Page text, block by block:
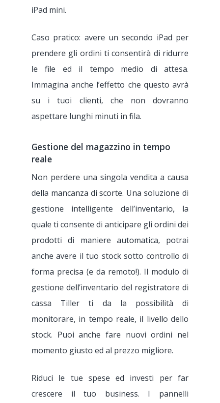
iPad mini.
Caso pratico: avere un secondo iPad per
prendere gli ordini ti consentirà di ridurre
le file ed il tempo medio di attesa.
Immagina anche l’effetto che questo avrà
su i tuoi clienti, che non dovranno
aspettare lunghi minuti in fila.
Gestione del magazzino in tempo
reale
Non perdere una singola vendita a causa
della mancanza di scorte. Una soluzione di
gestione intelligente dell’inventario, la
quale ti consente di anticipare gli ordini dei
prodotti di maniere automatica, potrai
anche avere il tuo stock sotto controllo di
forma precisa (e da remoto!). Il modulo di
gestione dell’inventario del registratore di
cassa Tiller ti da la possibilità di
monitorare, in tempo reale, il livello dello
stock. Puoi anche fare nuovi ordini nel
momento giusto ed al prezzo migliore.
Riduci le tue spese ed investi per far
crescere il tuo business. I pannelli
Prodotto
Applicazione
Delivery –
Click & Collect –
Fattura elettronica
GetYourBill
Terminale POS
Prezzo
Clienti
Pizzeria
Bar
Caffetteria/Sala da tè
Gelateria
Pasticceria
Food Truck
Ghost-kitchen
Negozi cannabis light
Risorse
Blog
COVID-19
Lavora con noi
CONTATTI